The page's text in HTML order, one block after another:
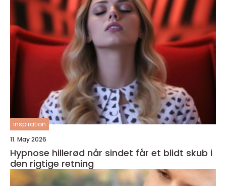
inspiration
11. May 2026
Hypnose hillerød når sindet får et blidt skub i
den rigtige retning